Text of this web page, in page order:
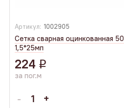
Артикул: 1002905
Сетка сварная оцинкованная
1,5*25мп
224 q
за пог.м